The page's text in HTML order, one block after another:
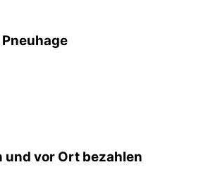
und vor Ort bezahlen